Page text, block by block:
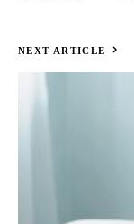
NEXT ARTICLE